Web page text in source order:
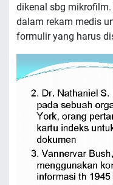
dikenal sbg
dalam rekam medis
formulir yang harus